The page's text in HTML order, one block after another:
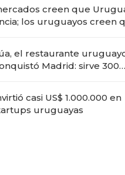
creen que
los uruguayos creen
financiero
el restaurante
Madrid: sirve 300
mes de anticipación y
apertura
casi US$ 1.000.000 en
uruguayas